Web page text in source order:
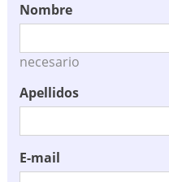
Nombre
necesario
Apellidos
E-mail